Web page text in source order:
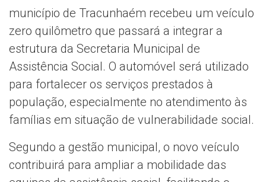
município de Tracunhaém recebeu um veículo
zero quilômetro que passará a integrar a
estrutura da Secretaria Municipal de
Assistência Social. O automóvel será utilizado
para fortalecer os serviços prestados à
população, especialmente no atendimento às
famílias em situação de vulnerabilidade social.
Segundo a gestão municipal, o novo veículo
contribuirá para ampliar a mobilidade das